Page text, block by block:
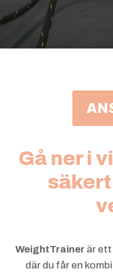
Gå ner i
säkert
WeightTrainer är
där du får en